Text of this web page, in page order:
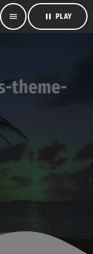
menu pause PLAY
theme-